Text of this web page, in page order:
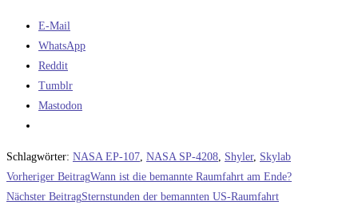
E-Mail
WhatsApp
Reddit
Tumblr
Mastodon
Schlagwörter: NASA EP-107 NASA SP-4208 Shyler, Skylab
Weitere
Artikel
Vorheriger BeitragWann ist die bemannte Raumfahrt am Ende?
Nächster BeitragSternstunden der bemannten US-Raumfahrt